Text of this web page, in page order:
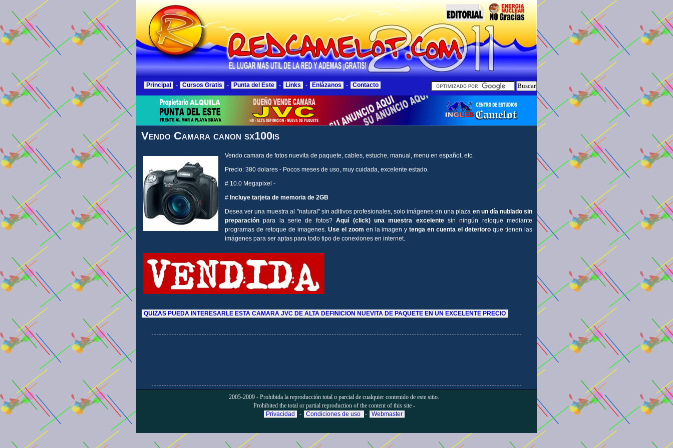
Principal - Cursos Gratis - Punta del Este - Links - Enlázanos - Contacto
Vendo Camara canon sx100is
Vendo camara de fotos nuevita de paquete, cables, estuche, manual, menu en español, etc.
Precio: 380 dolares - Pocos meses de uso, muy cuidada, excelente estado.
# 10.0 Megapixel -
# Incluye tarjeta de memoria de 2GB
Desea ver una muestra al "natural" sin aditivos profesionales, solo imágenes en una plaza en un día nublado sin
preparación para la serie de fotos?Aquí (click) una muestra excelentesin ningún retoque mediante
programas de retoque de imagenes. Use el zoom en la imagen y tenga en cuenta el deterioro que tienen las
imágenes para ser aptas para todo tipo de conexiones en internet.
QUIZAS PUEDA INTERESARLE ESTA CAMARA JVC DE ALTA DEFINICION NUEVITA DE PAQUETE EN UN EXCELENTE PRECIO
2005-2009 - Prohibida la reproducción total o parcial de cualquier contenido de este sitio.
Prohibited the total or partial reproduction of the content of this site -
Privacidad
- Condiciones de uso - Webmaster